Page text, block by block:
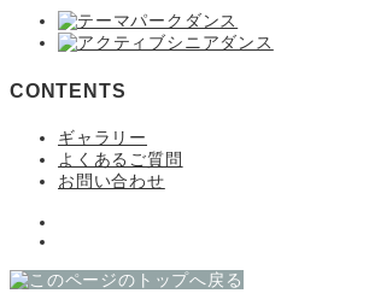
CONTENTS
ギャラリー
よくあるご質問
お問い合わせ